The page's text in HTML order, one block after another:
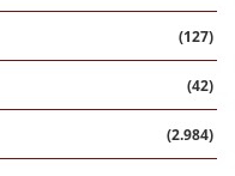
(127)
(42)
(2.984)